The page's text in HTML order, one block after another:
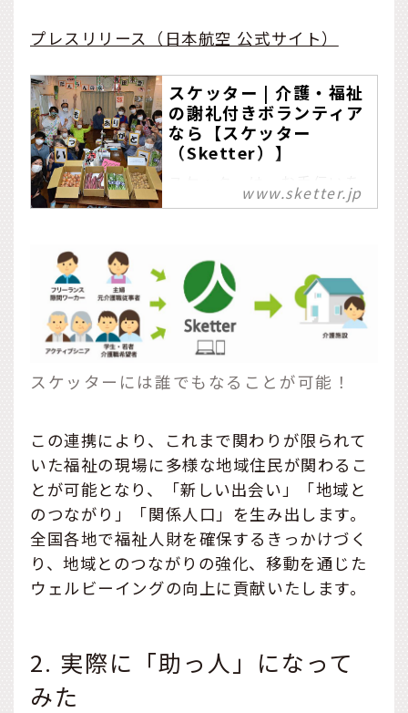
プレスリリース（日本航空 公式サイト）
スケッター | 介護・福祉
の謝礼付きボランティア
なら【スケッター
（Sketter）】
求めている介護施設と、サ
こには、誰もが気軽に参加
できる謝礼付きボランティ
アの募集を掲載していま
す。
www.sketter.jp
スケッターには誰でもなることが可能！
この連携により、これまで関わりが限られて
いた福祉の現場に多様な地域住民が関わるこ
とが可能となり、「新しい出会い」「地域と
のつながり」「関係人口」を生み出します。
全国各地で福祉人財を確保するきっかけづく
り、地域とのつながりの強化、移動を通じた
ウェルビーイングの向上に貢献いたします。
2. 実際に「助っ人」になって
みた